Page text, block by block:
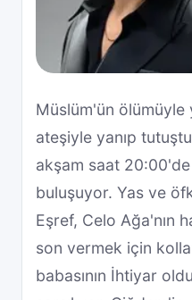
Müslüm'ün ölümüyle
ateşiyle yanıp
akşam saat
buluşuyor. Yas ve
Eşref, Celo Ağa'nın
son vermek için
babasının İhtiyar